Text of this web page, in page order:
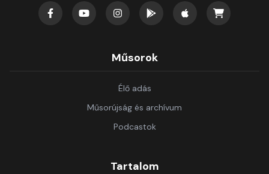
Műsorok
Élő adás
Műsorújság és archívum
Podcastok
Tartalom